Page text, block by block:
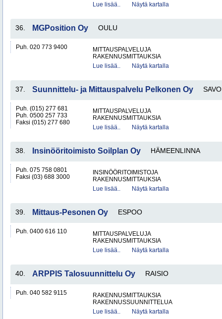
Lue lisää..
Näytä kartalla
36. MGPosition Oy OULU
Puh. 020 773 9400
MITTAUSPALVELUJA
RAKENNUSMITTAUKSIA
Lue lisää..
Näytä kartalla
37. Suunnittelu- ja Mittauspalvelu Pelkonen Oy
Puh. (015) 277 681
Puh. 0500 257 733
Faksi (015) 277 680
MITTAUSPALVELUJA
RAKENNUSMITTAUKSIA
Lue lisää..
Näytä kartalla
38. Insinööritoimisto Soilplan Oy HÄMEENLINNA
Puh. 075 758 0801
Faksi (03) 688 3000
INSINÖÖRITOIMISTOJA
RAKENNUSMITTAUKSIA
Lue lisää..
Näytä kartalla
39. Mittaus-Pesonen Oy ESPOO
Puh. 0400 616 110
MITTAUSPALVELUJA
RAKENNUSMITTAUKSIA
Lue lisää..
Näytä kartalla
40. ARPPIS Talosuunnittelu Oy RAISIO
Puh. 040 582 9115
RAKENNUSMITTAUKSIA
RAKENNUSSUUNNITTELUA
Lue lisää..
Näytä kartalla